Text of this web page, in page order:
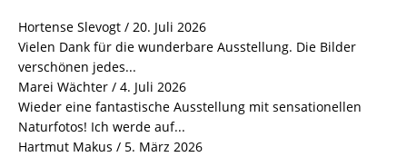
Hortense Slevogt / 20. Juli 2026
Vielen Dank für die wunderbare Ausstellung. Die Bilder
verschönen jedes...
Marei Wächter / 4. Juli 2026
Wieder eine fantastische Ausstellung mit sensationellen
Naturfotos! Ich werde auf...
Hartmut Makus / 5. März 2026